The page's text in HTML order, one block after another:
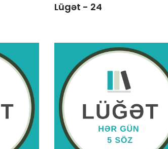
Lügət - 24